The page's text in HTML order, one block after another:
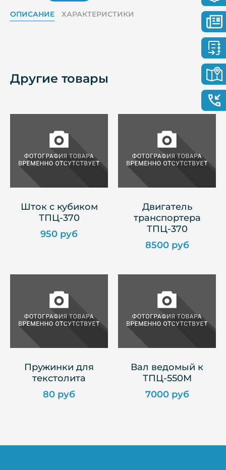
ОПИСАНИЕ ХАРАКТЕРИСТИКИ
Другие товары
Шток с кубиком
ТПЦ-370
950 руб
Двигатель
транспортера
ТПЦ-370
8500 руб
Пружинки для
текстолита
80 руб
Вал ведомый к
ТПЦ-550М
7000 руб